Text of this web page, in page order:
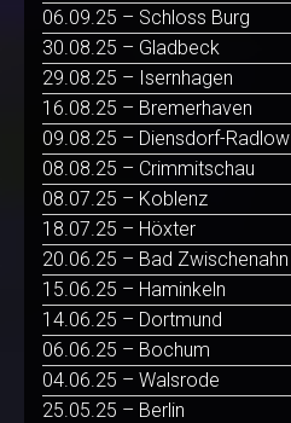
06.09.25 – Schloss Burg
30.08.25 – Gladbeck
29.08.25 – Isernhagen
16.08.25 – Bremerhaven
09.08.25 – Diensdorf-Radlow
08.08.25 – Crimmitschau
08.07.25 – Koblenz
18.07.25 – Höxter
20.06.25 – Bad Zwischenahn
15.06.25 – Haminkeln
14.06.25 – Dortmund
06.06.25 – Bochum
04.06.25 – Walsrode
25.05.25 – Berlin